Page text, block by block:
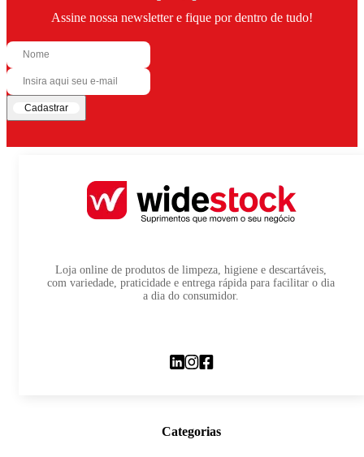
Assine nossa newsletter e fique por dentro de tudo!
Cadastrar
Loja online de produtos de limpeza, higiene e descartáveis,
com variedade, praticidade e entrega rápida para facilitar o dia
a dia do consumidor.
Categorias